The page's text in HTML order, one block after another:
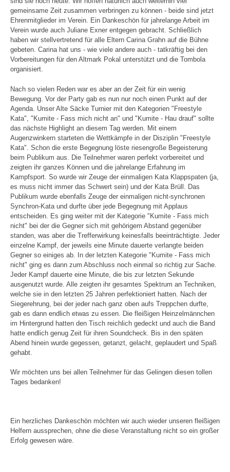
gemeinsame Zeit zusammen verbringen zu können - beide sind jetzt
Ehrenmitglieder im Verein. Ein Dankeschön für jahrelange Arbeit im
Verein wurde auch Juliane Exner entgegen gebracht. Schließlich
haben wir stellvertretend für alle Eltern Carina Grahn auf die Bühne
gebeten. Carina hat uns - wie viele andere auch - tatkräftig bei den
Vorbereitungen für den Altmark Pokal unterstützt und die Tombola
organisiert.
Nach so vielen Reden war es aber an der Zeit für ein wenig
Bewegung. Vor der Party gab es nun nur noch einen Punkt auf der
Agenda. Unser Alte Säcke Turnier mit den Kategorien "Freestyle
Kata", "Kumite - Fass mich nicht an" und "Kumite - Hau drauf" sollte
das nächste Highlight an diesem Tag werden. Mit einem
Augenzwinkern starteten die Wettkämpfe in der Disziplin "Freestyle
Kata". Schon die erste Begegnung löste riesengroße Begeisterung
beim Publikum aus. Die Teilnehmer waren perfekt vorbereitet und
zeigten ihr ganzes Können und die jahrelange Erfahrung im
Kampfsport. So wurde wir Zeuge der einmaligen Kata Klappspaten (ja,
es muss nicht immer das Schwert sein) und der Kata Brüll. Das
Publikum wurde ebenfalls Zeuge der einmaligen nicht-synchronen
Synchron-Kata und durfte über jede Begegnung mit Applaus
entscheiden. Es ging weiter mit der Kategorie "Kumite - Fass mich
nicht" bei der die Gegner sich mit gehörigem Abstand gegenüber
standen, was aber die Trefferwirkung keinesfalls beeinträchtigte. Jeder
einzelne Kampf, der jeweils eine Minute dauerte verlangte beiden
Gegner so einiges ab. In der letzten Kategorie "Kumite - Fass mich
nicht" ging es dann zum Abschluss noch einmal so richtig zur Sache.
Jeder Kampf dauerte eine Minute, die bis zur letzten Sekunde
ausgenutzt wurde. Alle zeigten ihr gesamtes Spektrum an Techniken,
welche sie in den letzten 25 Jahren perfektioniert hatten. Nach der
Siegerehrung, bei der jeder nach ganz oben aufs Treppchen durfte,
gab es dann endlich etwas zu essen. Die fleißigen Heinzelmännchen
im Hintergrund hatten den Tisch reichlich gedeckt und auch die Band
hatte endlich genug Zeit für ihren Soundcheck. Bis in den späten
Abend hinein wurde gegessen, getanzt, gelacht, geplaudert und Spaß
gehabt.
Wir möchten uns bei allen Teilnehmer für das Gelingen diesen tollen
Tages bedanken!
Ein herzliches Dankeschön möchten wir auch wieder unseren fleißigen
Helfern aussprechen, ohne die diese Veranstaltung nicht so ein großer
Erfolg gewesen wäre.